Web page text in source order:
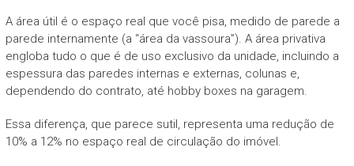
A área útil é o espaço real que você pisa, medido de parede a
parede internamente (a “área da vassoura”). A área privativa
engloba tudo o que é de uso exclusivo da unidade, incluindo a
espessura das paredes internas e externas, colunas e,
dependendo do contrato, até hobby boxes na garagem.
Essa diferença, que parece sutil, representa uma redução de
10% a 12% no espaço real de circulação do imóvel.